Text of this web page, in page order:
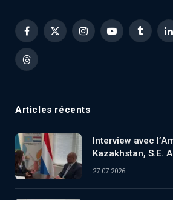
Facebook
X
InstagramYouTubeTumblr
Threads
Articles récents
Interview avec
Kazakhstan, S.E.
27.07.2026